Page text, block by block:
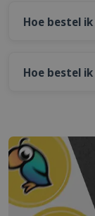
Hoe bestel
Hoe bestel